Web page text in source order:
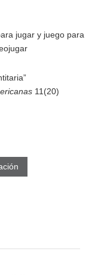
jugar y juego para
11(20)